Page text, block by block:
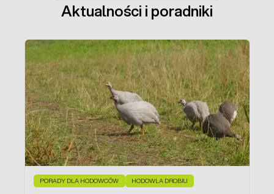
Aktualności i poradniki
PORADY DLA HODOWCÓW HODOWLA DROBIU